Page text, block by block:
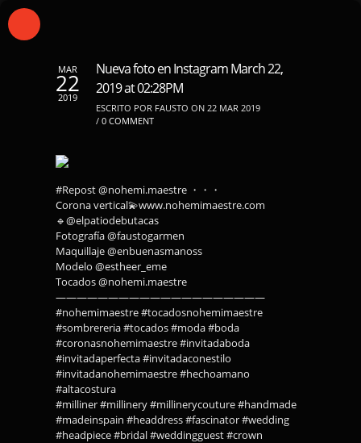
MAR
22
2019
Nueva foto en Instagram March 22,
2019 at 02:28PM
ESCRITO POR FAUSTO ON 22 MAR 2019
/ 0 COMMENT
#Repost @nohemi.maestre ・・・
Corona vertical💫www.nohemimaestre.com
🔹@elpatiodebutacas
Fotografía @faustogarmen
Maquillaje @enbuenasmanoss
Modelo @estheer_eme
Tocados @nohemi.maestre
————————————————————
#nohemimaestre #tocadosnohemimaestre
#sombrereria #tocados #moda #boda
#coronasnohemimaestre #invitadaboda
#invitadaperfecta #invitadaconestilo
#invitadanohemimaestre #hechoamano
#altacostura
#milliner #millinery #millinerycouture #handmade
#madeinspain #headdress #fascinator #wedding
#headpiece #bridal #weddingguest #crown